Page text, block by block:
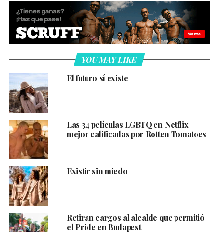
YOU MAY LIKE
El futuro sí existe
Las 34 películas LGBTQ en Netflix
mejor calificadas por Rotten Tomatoes
Existir sin miedo
Retiran cargos al alcalde que permitió
el Pride en Budapest